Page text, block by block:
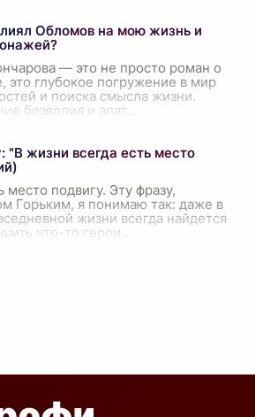
Обломов на мою жизнь и
— это не просто роман о
это глубокое погружение в мир
и поиска смысла жизни.
безволия и апат
"В жизни всегда есть место
место подвигу. Эту фразу,
Горьким, я понимаю так: даже в
жизни всегда найдется
что-то герои